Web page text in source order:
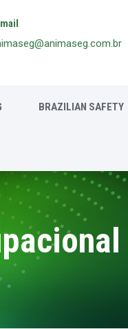
BRAZILIAN SAFETY